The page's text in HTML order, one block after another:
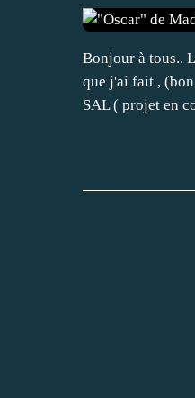
Bonjour à tous..
que j'ai fait ,
SAL ( projet en